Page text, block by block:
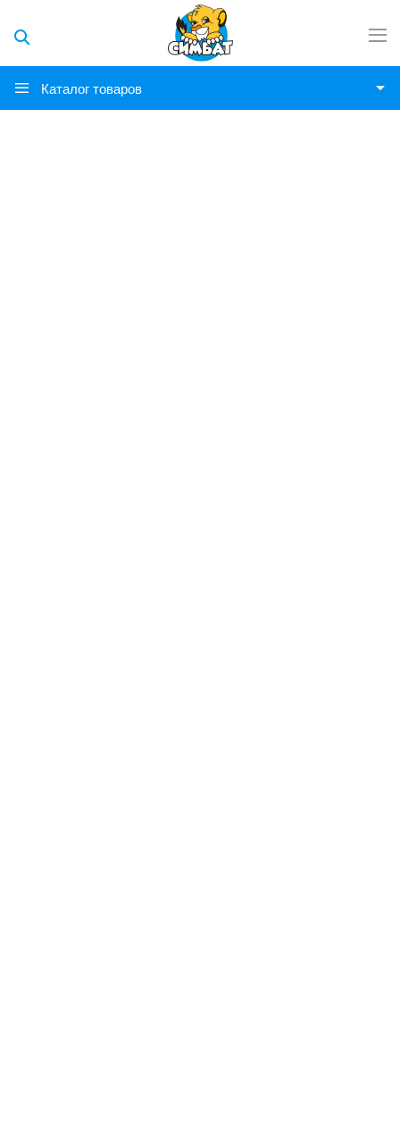
Каталог товаров